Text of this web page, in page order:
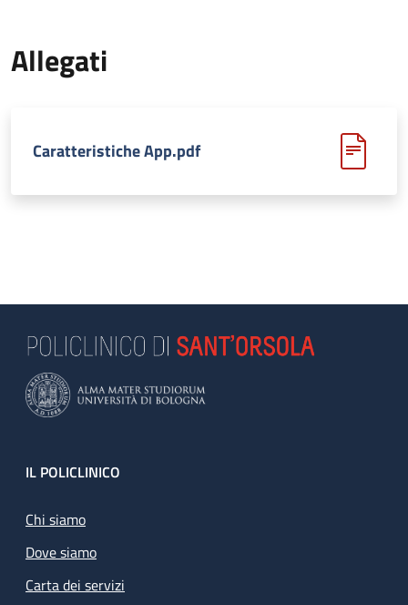
Allegati
Caratteristiche App.pdf
Footer
IL POLICLINICO
Chi siamo
Dove siamo
Carta dei servizi